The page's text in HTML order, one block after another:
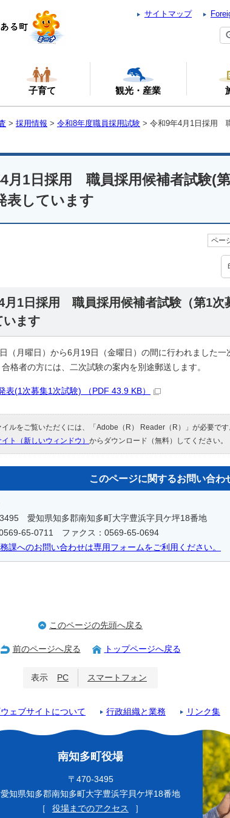
サイトマップ
子育て 観光・産業
> 採用情報 > 令和8年度職員採用試験 > 令和9年4月1日採用
月1日採用 職員採用候補者試験(
表しています
ペー
月1日採用 職員採用候補者試験（第1次
います
（月曜日）から6月19日（金曜日）の間に行われました
格者の方には、二次試験の案内を別途郵送します。
表(1次募集1次試験) （PDF 43.9 KB）
イルをご覧いただくには、「Adobe（R） Reader（R）」が必要で
ト（新しいウィンドウ） からダウンロード（無料）してください。
このページに関するお問い合わ
愛知県知多郡南知多町大字豊浜字貝ケ坪18番地
65-0711 ファクス：0569-65-0694
課へのお問い合わせは専用フォームをご利用ください。
このページの先頭へ戻る
前のページへ戻る トップページへ戻る
表示 PC スマートフォン
ェブサイトについて 行政組織と業務 リンク集
南知多町役場
〒470-3495
愛知県知多郡南知多町大字豊浜字貝ケ坪18番地
［
役場までのアクセス ］